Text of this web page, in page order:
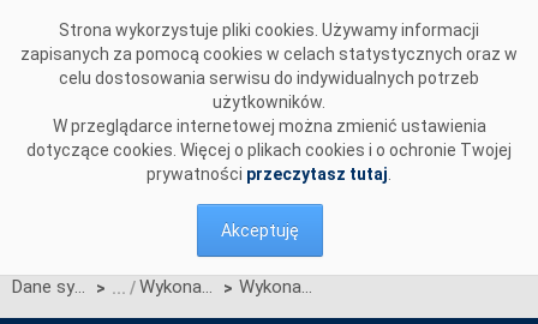
Strona wykorzystuje pliki cookies. Używamy informacji
zapisanych za pomocą cookies w celach statystycznych oraz w
celu dostosowania serwisu do indywidualnych potrzeb
użytkowników.
W przeglądarce internetowej można zmienić ustawienia
dotyczące cookies. Więcej o plikach cookies i o ochronie Twojej
prywatności przeczytasz tutaj
Akceptuję
Dane systemowe > Wykonany stan zakontraktowania KSE > Wykonany stan zakontraktowania KSE